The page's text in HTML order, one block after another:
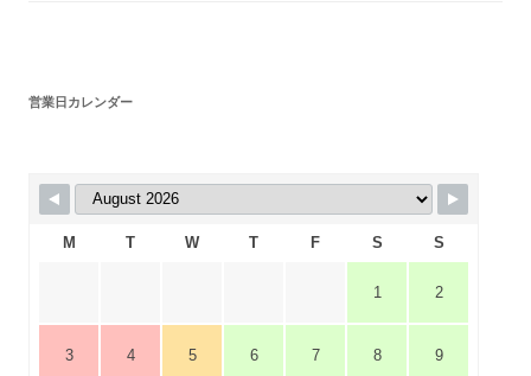
営業日カレンダー
M T W T F S S
1 2
3 4 5 6 7 8 9